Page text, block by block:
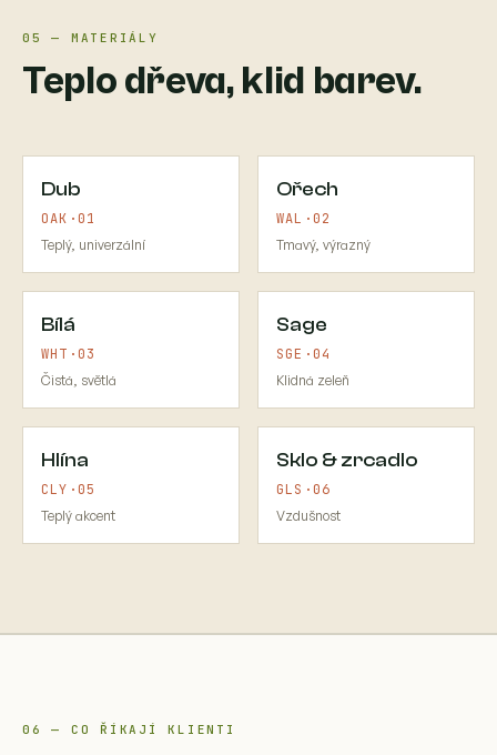
05 — MATERIÁLY
Teplo dřeva, klid barev.
Dub
OAK·01
Teplý, univerzální
Ořech
WAL·02
Tmavý, výrazný
Bílá
WHT·03
Čistá, světlá
Sage
SGE·04
Klidná zeleň
Hlína
CLY·05
Teplý akcent
Sklo & zrcadlo
GLS·06
Vzdušnost
06 — CO ŘÍKAJÍ KLIENTI